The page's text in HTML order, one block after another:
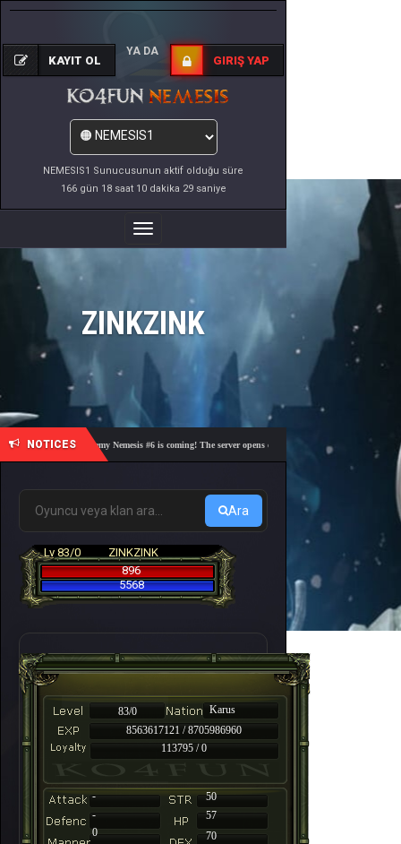
NEMESIS1 Sunucusunun aktif olduğu süre
166 gün 18 saat 10 dakika 29 saniye
KAYIT OL
YA DA
GIRIŞ YAP
Menüyü
Değiştir
ZINKZINK
NOTICES
🎓 Academy Nemesis #6 is coming! The server opens on Friday, August 7 at 21:00 – Are
Ara
Lv 83/0
ZINKZINK
896
5568
83/0
Karus
8563617121 / 8705986960
113795 / 0
-
50
-
57
70
0